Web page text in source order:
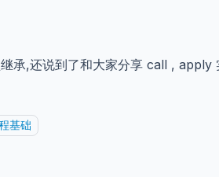
承,还说到了和大家分享 call , apply
基础